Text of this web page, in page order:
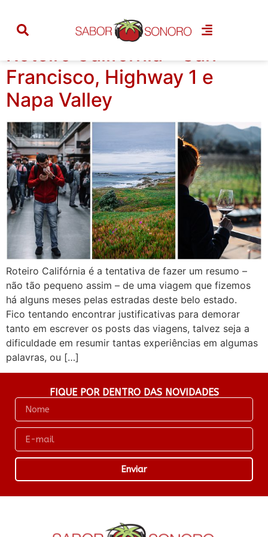
Tag: são francisco
Roteiro Califórnia – San
Francisco, Highway 1 e
Napa Valley
Roteiro Califórnia é a tentativa de fazer um resumo –
não tão pequeno assim – de uma viagem que fizemos
há alguns meses pelas estradas deste belo estado.
Fico tentando encontrar justificativas para demorar
tanto em escrever os posts das viagens, talvez seja a
dificuldade em resumir tantas experiências em algumas
palavras, ou […]
FIQUE POR DENTRO DAS NOVIDADES
Enviar